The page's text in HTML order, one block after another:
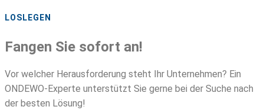
LOSLEGEN
Fangen Sie sofort an!
Vor welcher Herausforderung steht Ihr Unternehmen? Ein
ONDEWO-Experte unterstützt Sie gerne bei der Suche nach
der besten Lösung!